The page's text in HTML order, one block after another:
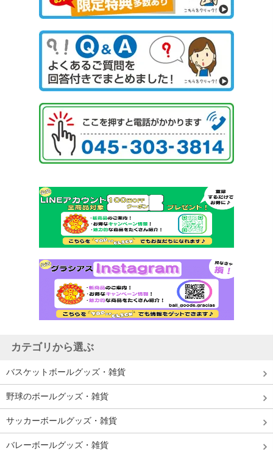
カテゴリから選ぶ
バスケットボールグッズ・雑貨
野球のボールグッズ・雑貨
サッカーボールグッズ・雑貨
バレーボールグッズ・雑貨